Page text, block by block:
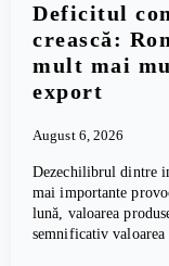
Deficitul
crească:
mult mai
export
August 6, 2026
Dezechilibrul dintre
mai importante
lună, valoarea
semnificativ